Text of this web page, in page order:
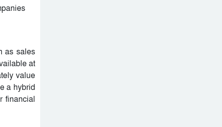
as sales
at
value
a hybrid
financial